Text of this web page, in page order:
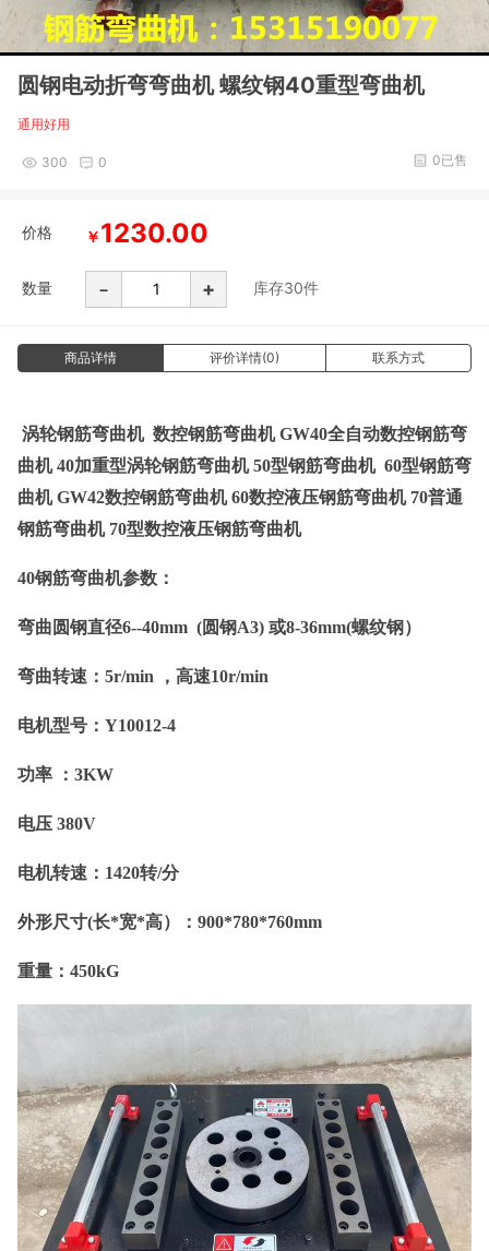
圆钢电动折弯弯曲机 螺纹钢40重型弯曲机
通用好用
300 0 0已售
价格 ￥1230.00
数量 - + 库存30件
商品详情 评价详情(0) 联系方式
涡轮钢筋弯曲机 数控钢筋弯曲机 GW40全自动数控钢筋弯
曲机 40加重型涡轮钢筋弯曲机 50型钢筋弯曲机 60型钢筋弯
曲机 GW42数控钢筋弯曲机 60数控液压钢筋弯曲机 70普通
钢筋弯曲机 70型数控液压钢筋弯曲机
40钢筋弯曲机参数：
弯曲圆钢直径6--40mm (圆钢A3) 或8-36mm(螺纹钢）
弯曲转速：5r/min ，高速10r/min
电机型号：Y10012-4
功率 ：3KW
电压 380V
电机转速：1420转/分
外形尺寸(长*宽*高）：900*780*760mm
重量：450kG